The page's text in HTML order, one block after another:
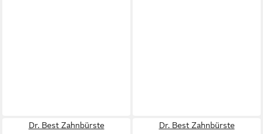
Dr. Best Zahnbürste Dr. Best Zahnbürste